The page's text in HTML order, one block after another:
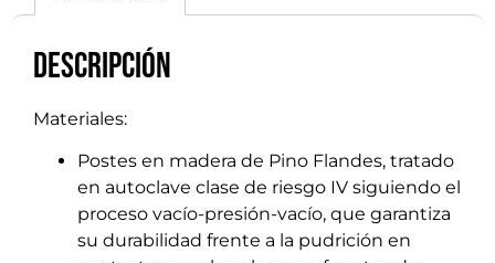
Descripción
Materiales:
Postes en madera de Pino Flandes, tratado
en autoclave clase de riesgo IV siguiendo el
proceso vacío-presión-vacío, que garantiza
su durabilidad frente a la pudrición en